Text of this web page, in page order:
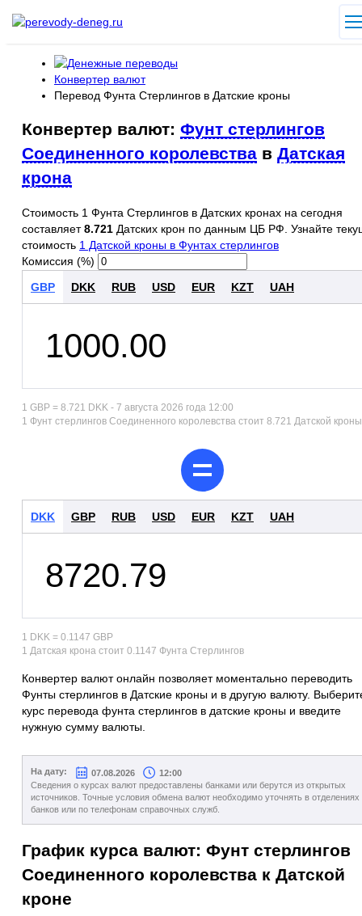
Конвертер валют
Перевод Фунта Стерлингов в Датские кроны
Конвертер валют: Фунт стерлингов
Соединенного королевства в Датская
крона
Стоимость 1 Фунта Стерлингов в Датских кронах на сегодня
составляет8.721 Датских крон по данным ЦБ РФ. Узнайте
стоимость 1 Датской кроны в Фунтах стерлингов
Комиссия (%)
GBP
DKK RUB USD EUR KZT UAH
1 GBP = 8.721 DKK - 7 августа 2026 года 12:00
1 Фунт стерлингов Соединенного королевства стоит 8.721 Датской кроны
DKK GBP RUB USD EUR KZT UAH
1 DKK = 0.1147 GBP
1 Датская крона стоит 0.1147 Фунта Стерлингов
Конвертер валют онлайн позволяет моментально переводить
Фунты стерлингов в Датские кроны и в другую валюту.
курс перевода фунта стерлингов в датские кроны и введите
нужную сумму валюты.
На дату: 07.08.2026
12:00
Сведения о курсах валют предоставлены банками или берутся из открытых
источников. Точные условия обмена валют необходимо уточнять в отделениях
банков или по телефонам справочных служб.
График курса валют: Фунт стерлингов
Соединенного королевства к Датской
кроне